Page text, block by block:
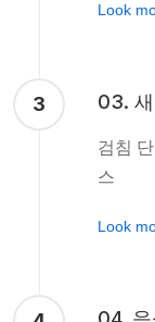
Look
3 03.
검침
스
Look